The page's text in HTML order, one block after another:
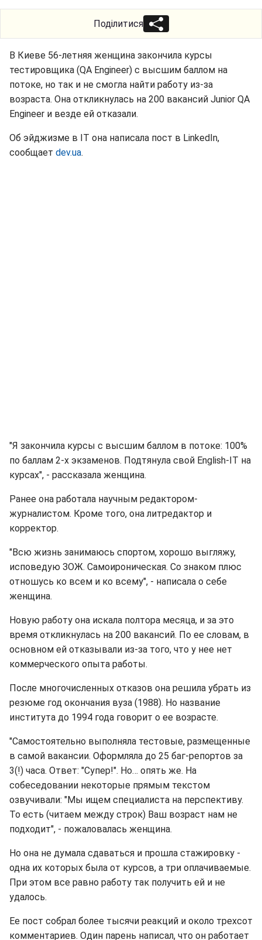
Поділитися
В Киеве 56-летняя женщина закончила курсы
тестировщика (QA Engineer) с высшим баллом на
потоке, но так и не смогла найти работу из-за
возраста. Она откликнулась на 200 вакансий Junior QA
Engineer и везде ей отказали.
Об эйджизме в IT она написала пост в LinkedIn,
сообщает dev.ua.
"Я закончила курсы с высшим баллом в потоке: 100%
по баллам 2-х экзаменов. Подтянула свой English-IT на
курсах", - рассказала женщина.
Ранее она работала научным редактором-
журналистом. Кроме того, она литредактор и
корректор.
"Всю жизнь занимаюсь спортом, хорошо выгляжу,
исповедую ЗОЖ. Самоироническая. Со знаком плюс
отношусь ко всем и ко всему", - написала о себе
женщина.
Новую работу она искала полтора месяца, и за это
время откликнулась на 200 вакансий. По ее словам, в
основном ей отказывали из-за того, что у нее нет
коммерческого опыта работы.
После многочисленных отказов она решила убрать из
резюме год окончания вуза (1988). Но название
института до 1994 года говорит о ее возрасте.
"Самостоятельно выполняла тестовые, размещенные
в самой вакансии. Оформляла до 25 баг-репортов за
3(!) часа. Ответ: "Супер!". Но… опять же. На
собеседовании некоторые прямым текстом
озвучивали: "Мы ищем специалиста на перспективу.
То есть (читаем между строк) Ваш возраст нам не
подходит", - пожаловалась женщина.
Но она не думала сдаваться и прошла стажировку -
одна их которых была от курсов, а три оплачиваемые.
При этом все равно работу так получить ей и не
удалось.
Ее пост собрал более тысячи реакций и около трехсот
комментариев. Один парень написал, что он работает